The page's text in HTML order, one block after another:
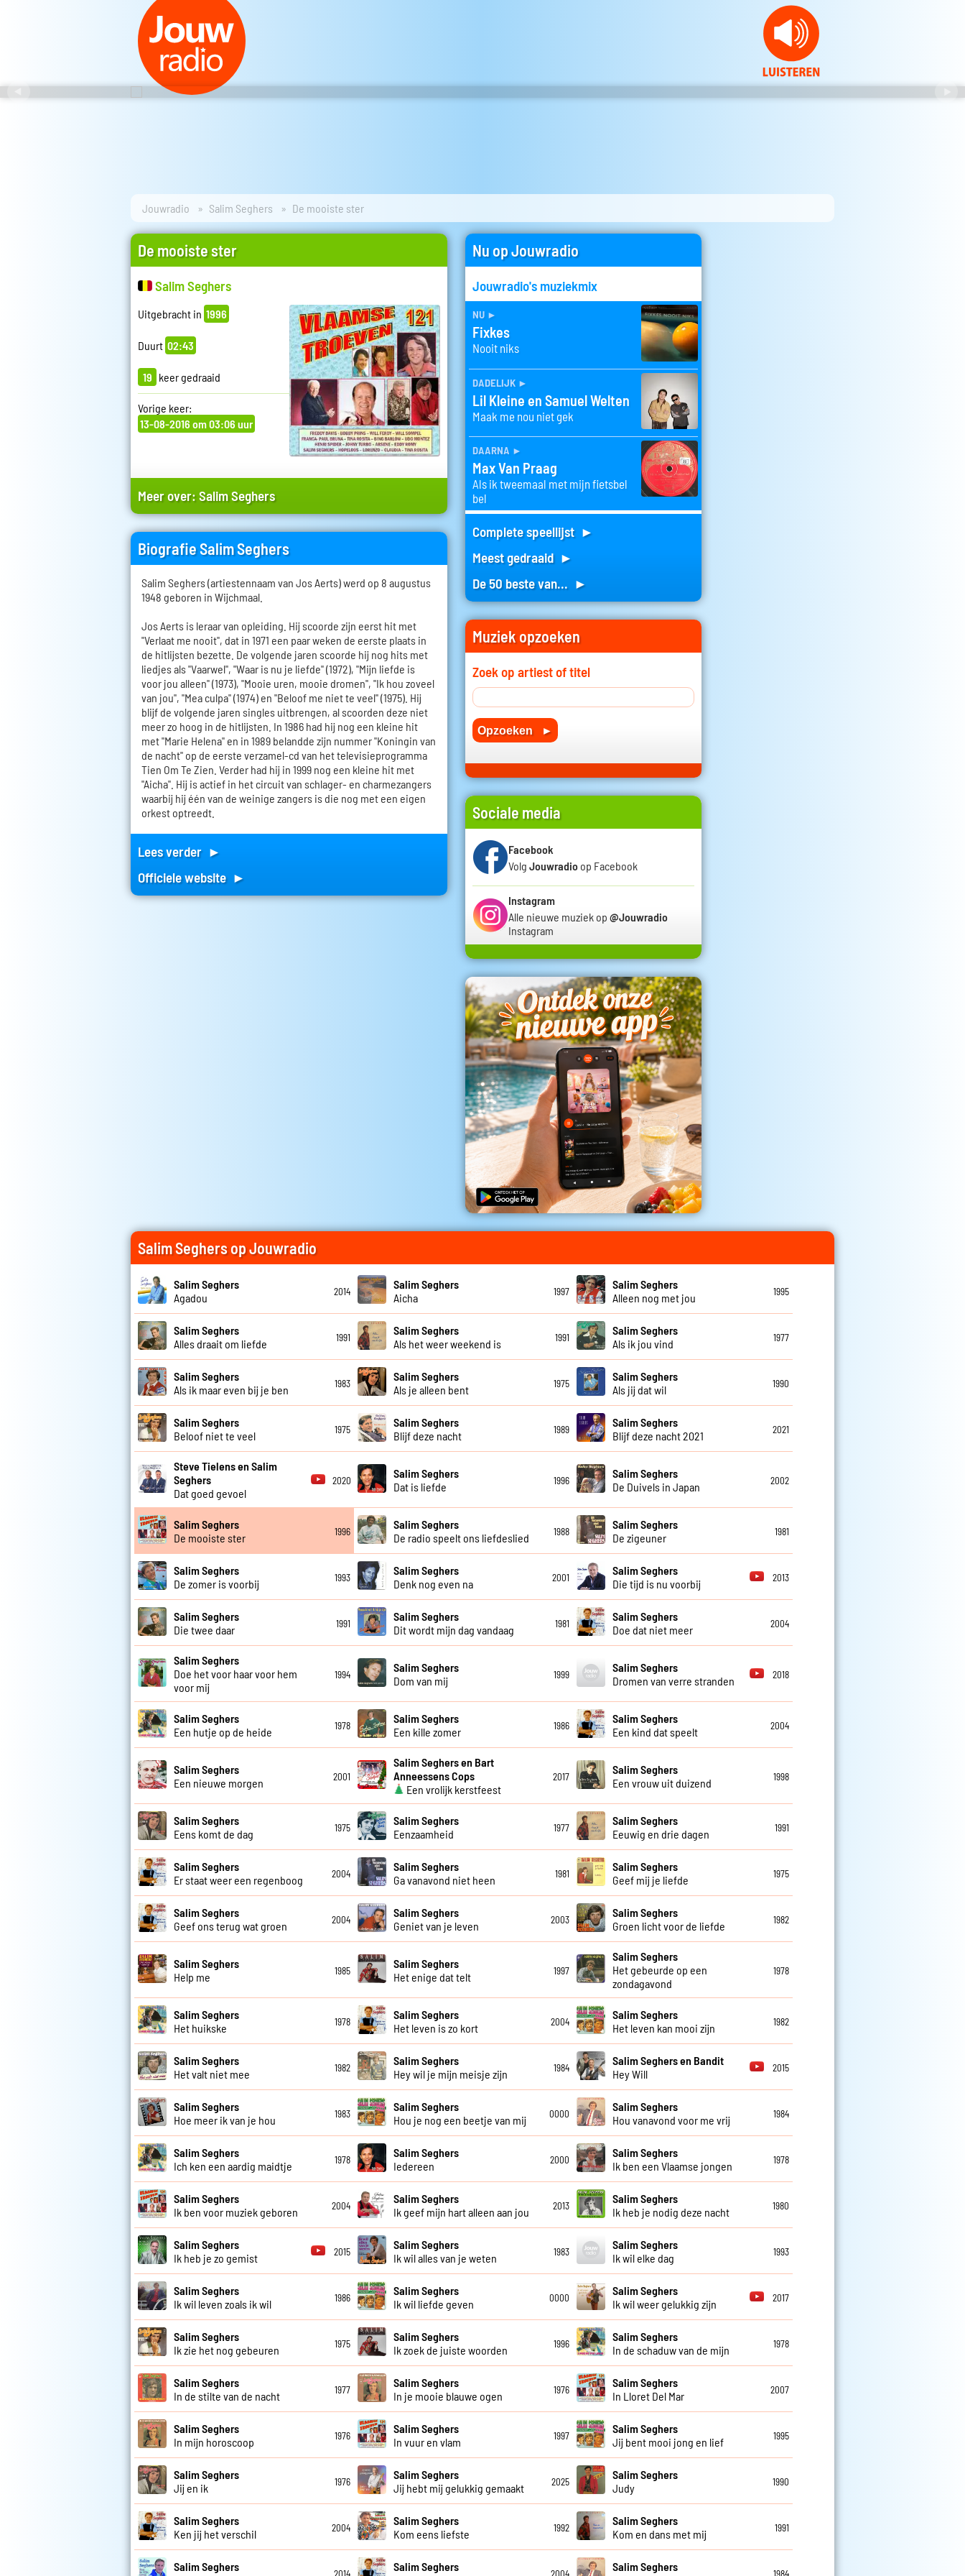
Jouwradio Salim Seghers De mooiste ster
De mooiste ster
Salim Seghers
Uitgebracht in 1996
Duurt 02:43
19 keer gedraaid
Vorige keer:
13-08-2016 om 03:06 uur
Meer over:Salim Seghers
Biografie Salim Seghers
Salim Seghers (artiestennaam van Jos Aerts) werd op 8 augustus
1948 geboren in Wijchmaal.
Jos Aerts is leraar van opleiding. Hij scoorde zijn eerst hit met
"Verlaat me nooit", dat in 1971 een paar weken de eerste plaats in
de hitlijsten bezette. De volgende jaren scoorde hij nog hits met
liedjes als "Vaarwel", "Waar is nu je liefde" (1972), "Mijn liefde is
voor jou alleen" (1973), "Mooie uren, mooie dromen", "Ik hou zoveel
van jou", "Mea culpa" (1974) en "Beloof me niet te veel" (1975). Hij
blijf de volgende jaren singles uitbrengen, al scoorden deze niet
meer zo hoog in de hitlijsten. In 1986 had hij nog een kleine hit
met "Marie Helena" en in 1989 belandde zijn nummer "Koningin van
de nacht" op de eerste verzamel-cd van het televisieprogramma
Tien Om Te Zien. Verder had hij in 1999 nog een kleine hit met
"Aicha". Hij is actief in het circuit van schlager- en charmezangers
waarbij hij één van de weinige zangers is die nog met een eigen
orkest optreedt.
Lees verder ►
Officiele website ►
Nu op Jouwradio
Jouwradio's muziekmix
nu ►
Fixkes
Nooit niks
dadelijk ►
Lil Kleine en Samuel Welten
Maak me nou niet gek
daarna ►
Max Van Praag
Als ik tweemaal met mijn fietsbel
bel
Complete speellijst ►
Meest gedraaid ►
De 50 beste van... ►
Muziek opzoeken
Zoek op artiest of titel
Sociale media
Facebook
Volg Jouwradio op Facebook
Instagram
Alle nieuwe muziek op @Jouwradio
Instagram
Salim Seghers op Jouwradio
Salim Seghers
Agadou
2014
Salim Seghers
Aicha
1997
Salim Seghers
Alleen nog met jou
1995
Salim Seghers
Alles draait om liefde
1991
Salim Seghers
Als het weer weekend is
1991
Salim Seghers
Als ik jou vind
1977
Salim Seghers
Als ik maar even bij je ben
1983
Salim Seghers
Als je alleen bent
1975
Salim Seghers
Als jij dat wil
1990
Salim Seghers
Beloof niet te veel
1975
Salim Seghers
Blijf deze nacht
1989
Salim Seghers
Blijf deze nacht 2021
2021
Steve Tielens en Salim
Seghers
Dat goed gevoel
2020
Salim Seghers
Dat is liefde
1996
Salim Seghers
De Duivels in Japan
2002
Salim Seghers
De mooiste ster
1996
Salim Seghers
De radio speelt ons liefdeslied
1988
Salim Seghers
De zigeuner
1981
Salim Seghers
De zomer is voorbij
1993
Salim Seghers
Denk nog even na
2001
Salim Seghers
Die tijd is nu voorbij
2013
Salim Seghers
Die twee daar
1991
Salim Seghers
Dit wordt mijn dag vandaag
1981
Salim Seghers
Doe dat niet meer
2004
Salim Seghers
Doe het voor haar voor hem
voor mij
1994
Salim Seghers
Dom van mij
1999
Salim Seghers
Dromen van verre stranden
2018
Salim Seghers
Een hutje op de heide
1978
Salim Seghers
Een kille zomer
1986
Salim Seghers
Een kind dat speelt
2004
Salim Seghers
Een nieuwe morgen
2001
Salim Seghers en Bart
Anneessens Cops
Een vrolijk kerstfeest
2017
Salim Seghers
Een vrouw uit duizend
1998
Salim Seghers
Eens komt de dag
1975
Salim Seghers
Eenzaamheid
1977
Salim Seghers
Eeuwig en drie dagen
1991
Salim Seghers
Er staat weer een regenboog
2004
Salim Seghers
Ga vanavond niet heen
1981
Salim Seghers
Geef mij je liefde
1975
Salim Seghers
Geef ons terug wat groen
2004
Salim Seghers
Geniet van je leven
2003
Salim Seghers
Groen licht voor de liefde
1982
Salim Seghers
Help me
1985
Salim Seghers
Het enige dat telt
1997
Salim Seghers
Het gebeurde op een
zondagavond
1978
Salim Seghers
Het huikske
1978
Salim Seghers
Het leven is zo kort
2004
Salim Seghers
Het leven kan mooi zijn
1982
Salim Seghers
Het valt niet mee
1982
Salim Seghers
Hey wil je mijn meisje zijn
1984
Salim Seghers en Bandit
Hey Will
2015
Salim Seghers
Hoe meer ik van je hou
1983
Salim Seghers
Hou je nog een beetje van mij
0000
Salim Seghers
Hou vanavond voor me vrij
1984
Salim Seghers
Ich ken een aardig maidtje
1978
Salim Seghers
Iedereen
2000
Salim Seghers
Ik ben een Vlaamse jongen
1978
Salim Seghers
Ik ben voor muziek geboren
2004
Salim Seghers
Ik geef mijn hart alleen aan jou
2013
Salim Seghers
Ik heb je nodig deze nacht
1980
Salim Seghers
Ik heb je zo gemist
2015
Salim Seghers
Ik wil alles van je weten
1983
Salim Seghers
Ik wil elke dag
1993
Salim Seghers
Ik wil leven zoals ik wil
1986
Salim Seghers
Ik wil liefde geven
0000
Salim Seghers
Ik wil weer gelukkig zijn
2017
Salim Seghers
Ik zie het nog gebeuren
1975
Salim Seghers
Ik zoek de juiste woorden
1996
Salim Seghers
In de schaduw van de mijn
1978
Salim Seghers
In de stilte van de nacht
1977
Salim Seghers
In je mooie blauwe ogen
1976
Salim Seghers
In Lloret Del Mar
2007
Salim Seghers
In mijn horoscoop
1976
Salim Seghers
In vuur en vlam
1997
Salim Seghers
Jij bent mooi jong en lief
1995
Salim Seghers
Jij en ik
1976
Salim Seghers
Jij hebt mij gelukkig gemaakt
2025
Salim Seghers
Judy
1990
Salim Seghers
Ken jij het verschil
2004
Salim Seghers
Kom eens liefste
1992
Salim Seghers
Kom en dans met mij
1991
Salim Seghers
Salim Seghers
Salim Seghers